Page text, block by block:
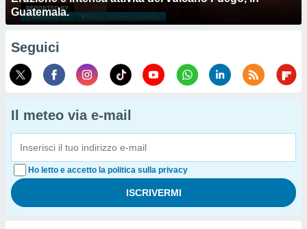
Guatemala.
Seguici
Il meteo via e-mail
Ho letto e accetto la politica sulla privacy